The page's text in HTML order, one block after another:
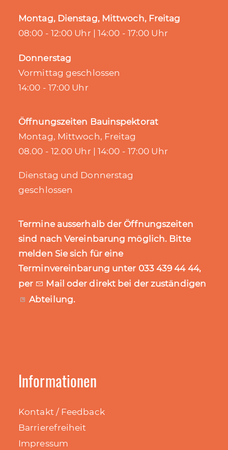
Montag, Dienstag, Mittwoch, Freitag
08:00 - 12:00 Uhr | 14:00 - 17:00 Uhr
Donnerstag
Vormittag geschlossen
14:00 - 17:00 Uhr
Öffnungszeiten Bauinspektorat
Montag, Mittwoch, Freitag
08.00 - 12.00 Uhr | 14:00 - 17:00 Uhr
Dienstag und Donnerstag
geschlossen
Termine ausserhalb der Öffnungszeiten
sind nach Vereinbarung möglich. Bitte
melden Sie sich für eine
Terminvereinbarung unter 033 439 44 44,
per
Mail oder direkt bei der zuständigen
Abteilung.
Informationen
Kontakt / Feedback
Barrierefreiheit
Impressum